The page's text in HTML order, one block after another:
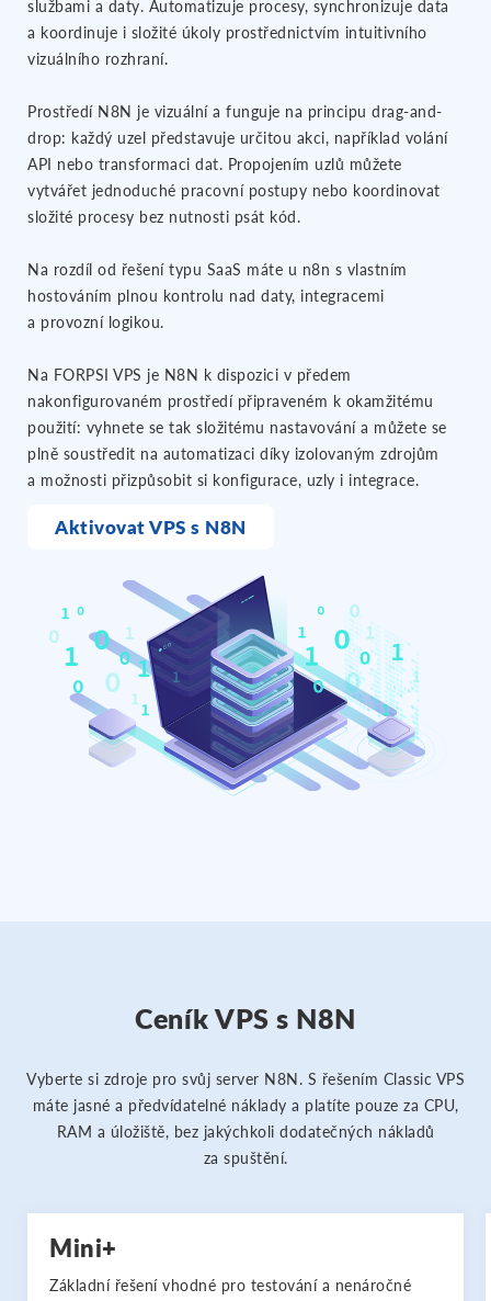
službami a daty. Automatizuje procesy, synchronizuje data
a koordinuje i složité úkoly prostřednictvím intuitivního
vizuálního rozhraní.
Prostředí N8N je vizuální a funguje na principu drag-and-
drop: každý uzel představuje určitou akci, například volání
API nebo transformaci dat. Propojením uzlů můžete
vytvářet jednoduché pracovní postupy nebo koordinovat
složité procesy bez nutnosti psát kód.
Na rozdíl od řešení typu SaaS máte u n8n s vlastním
hostováním plnou kontrolu nad daty, integracemi
a provozní logikou.
Na FORPSI VPS je N8N k dispozici v předem
nakonfigurovaném prostředí připraveném k okamžitému
použití: vyhnete se tak složitému nastavování a můžete se
plně soustředit na automatizaci díky izolovaným zdrojům
a možnosti přizpůsobit si konfigurace, uzly i integrace.
Aktivovat VPS s N8N
Ceník VPS s N8N
Vyberte si zdroje pro svůj server N8N. S řešením Classic VPS
máte jasné a předvídatelné náklady a platíte pouze za CPU,
RAM a úložiště, bez jakýchkoli dodatečných nákladů
za spuštění.
Mini+
Základní řešení vhodné pro testování a nenáročné